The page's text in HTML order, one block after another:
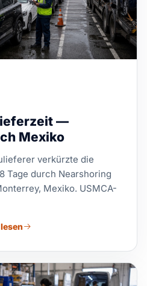
—
Mexiko
verkürzte die
Tage durch Nearshoring
Mexiko. USMCA-